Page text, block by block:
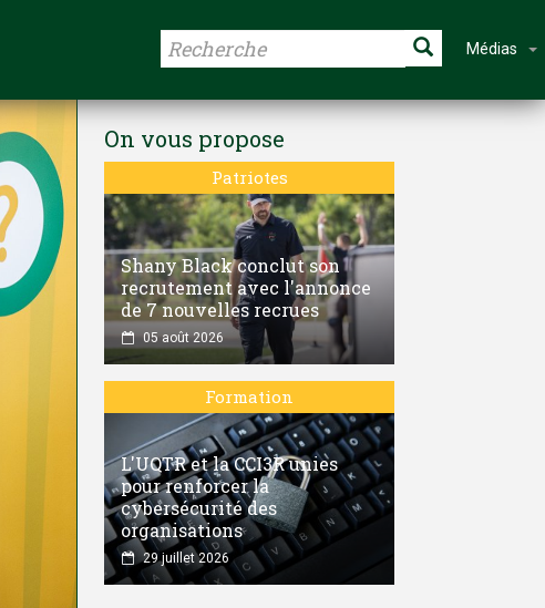
Médias
On vous propose
Patriotes
Shany Black conclut son
recrutement avec l'annonce
de 7 nouvelles recrues
05 août 2026
Formation
L'UQTR et la CCI3R unies
pour renforcer la
cybersécurité des
organisations
29 juillet 2026